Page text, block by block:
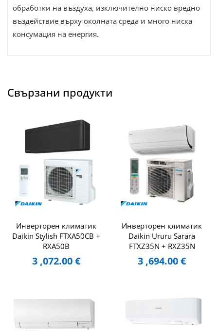
обработки на въздуха, изключително ниско вредно
въздействие върху околната среда и много ниска
консумация на енергия.
Свързани продукти
Инверторен климатик
Daikin Stylish FTXA50CB +
RXA50B
3 ,072.00€
Инверторен климатик
Daikin Ururu Sarara
FTXZ35N + RXZ35N
3 ,694.00€